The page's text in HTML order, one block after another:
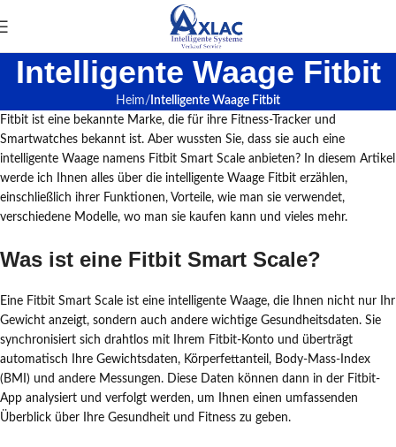
Intelligente Waage Fitbit
Heim
Intelligente Waage Fitbit
Fitbit ist eine bekannte Marke, die für ihre Fitness-Tracker und
Smartwatches bekannt ist. Aber wussten Sie, dass sie auch eine
intelligente Waage namens Fitbit Smart Scale anbieten? In diesem Artikel
werde ich Ihnen alles über die intelligente Waage Fitbit erzählen,
einschließlich ihrer Funktionen, Vorteile, wie man sie verwendet,
verschiedene Modelle, wo man sie kaufen kann und vieles mehr.
Was ist eine Fitbit Smart Scale?
Eine Fitbit Smart Scale ist eine intelligente Waage, die Ihnen nicht nur Ihr
Gewicht anzeigt, sondern auch andere wichtige Gesundheitsdaten. Sie
synchronisiert sich drahtlos mit Ihrem Fitbit-Konto und überträgt
automatisch Ihre Gewichtsdaten, Körperfettanteil, Body-Mass-Index
(BMI) und andere Messungen. Diese Daten können dann in der Fitbit-
App analysiert und verfolgt werden, um Ihnen einen umfassenden
Überblick über Ihre Gesundheit und Fitness zu geben.